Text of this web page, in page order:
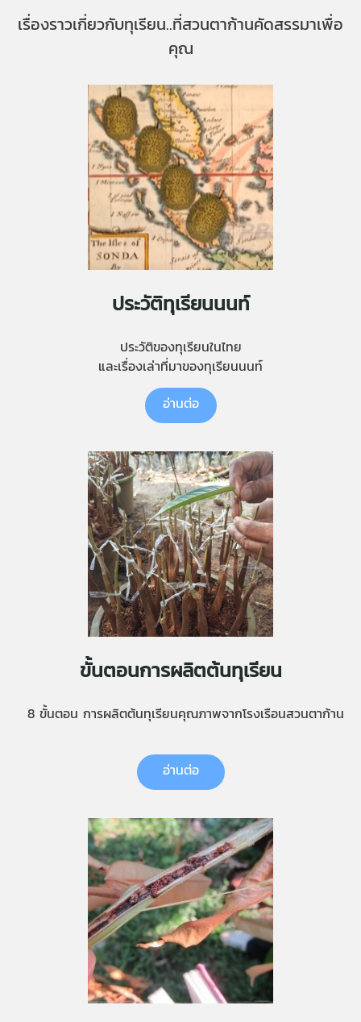
เรื่องราวเกี่ยวกับทุเรียน..ที่สวนตาก้านคัดสรรมาเพื่อ
คุณ
ประวัติทุเรียนนนท์
ประวัติของทุเรียนในไทย
และเรื่องเล่าที่มาของทุเรียนนนท์
อ่านต่อ
ขั้นตอนการผลิตต้นทุเรียน
8 ขั้นตอน การผลิตต้นทุเรียนคุณภาพจากโรงเรือนสวนตาก้าน
อ่านต่อ